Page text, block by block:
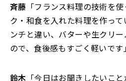
斉藤 「フランス料理の技術を
ク・和食を入れた料理を作っ
ンチと違い、バターや生クリ
ので、食後感もすごく軽いです」
鈴木 「今日はお聞きしたいこ